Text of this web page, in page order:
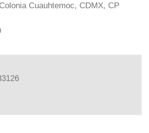
Cuauhtemoc, CDMX, CP